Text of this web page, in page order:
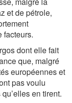
et de pétrole,
facteurs.
dont elle fait
que, malgré
européennes et
pas voulu
en tirent.